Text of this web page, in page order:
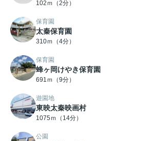
102ｍ（2分）
保育園
太秦保育園
310ｍ（4分）
保育園
蜂ヶ岡けやき保育園
691ｍ（9分）
遊園地
東映太秦映画村
1075ｍ（14分）
公園